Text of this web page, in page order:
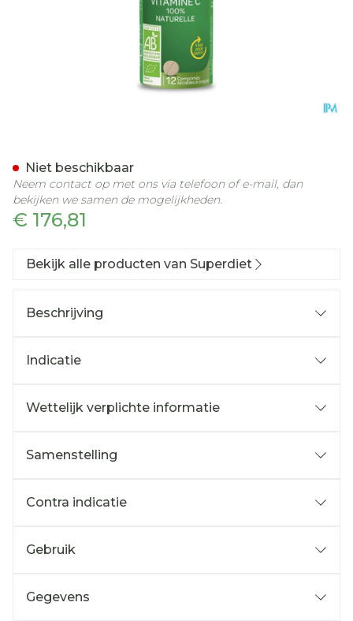
€ 176,81
Niet beschikbaar
Neem contact op met ons via telefoon of e-mail, dan
bekijken we samen de mogelijkheden.
Bekijk alle producten van Superdiet
Beschrijving
Indicatie
Wettelijk verplichte informatie
Samenstelling
Contra indicatie
Gebruik
Gegevens